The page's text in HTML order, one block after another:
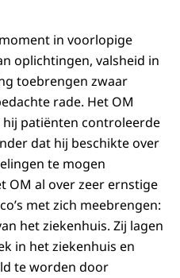
in voorlopige
oplichtingen, valsheid in
toebrengen zwaar
rade. Het OM
patiënten controleerde
dat hij beschikte over
te mogen
OM al over zeer ernstige
met zich meebrengen:
het ziekenhuis. Zij lagen
in het ziekenhuis en
te worden door